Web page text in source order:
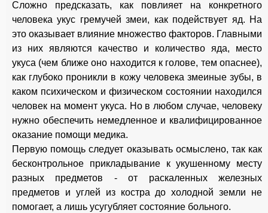
Сложно предсказать, как повлияет на конкретного
человека укус гремучей змеи, как подействует яд. На
это оказывает влияние множество факторов. Главными
из них являются качество и количество яда, место
укуса (чем ближе оно находится к голове, тем опаснее),
как глубоко проникли в кожу человека змеиные зубы, в
каком психическом и физическом состоянии находился
человек на момент укуса. Но в любом случае, человеку
нужно обеспечить немедленное и квалифицированное
оказание помощи медика.
Первую помощь следует оказывать осмыслено, так как
бесконтрольное прикладывание к укушенному месту
разных предметов - от раскаленных железных
предметов и углей из костра до холодной земли не
помогает, а лишь усугубляет состояние больного.